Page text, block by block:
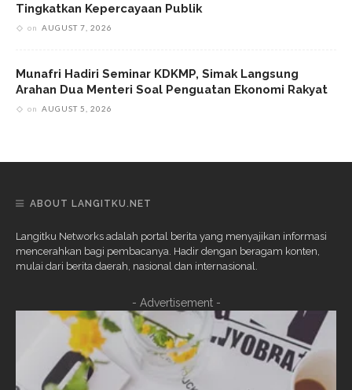
Tingkatkan Kepercayaan Publik
on AUGUST 7, 2026
Munafri Hadiri Seminar KDKMP, Simak Langsung
Arahan Dua Menteri Soal Penguatan Ekonomi Rakyat
on AUGUST 5, 2026
ABOUT LANGITKU.NET
Langitku Networks adalah portal berita yang menyajikan informasi
mencerahkan bagi pembacanya. Hadir dengan beragam konten,
mulai dari berita daerah, nasional dan internasional.
- Advertisement -